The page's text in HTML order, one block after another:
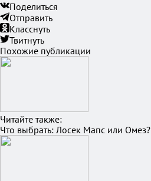
Поделиться
Отправить
Класснуть
Твитнуть
Похожие публикации
Читайте также:
Что выбрать: Лосек Мапс или Омез?